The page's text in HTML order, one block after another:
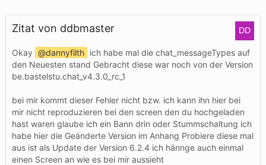
Zitat von ddbmaster
Okay dannyfilth ich habe mal die chat_messageTypes auf
den Neuesten stand Gebracht diese war noch von der Version
be.bastelstu.chat_v4.3.0_rc_1
bei mir kommt dieser Fehler nicht bzw. ich kann ihn hier bei
mir nicht reproduzieren bei den screen den du hochgeladen
hast waren glaube ich ein Bann drin oder Stummschaltung ich
habe hier die Geänderte Version im Anhang Probiere diese mal
aus ist als Update der Version 6.2.4 ich hännge auch einmal
einen Screen an wie es bei mir aussieht